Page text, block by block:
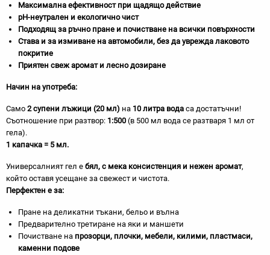
Максимална ефективност при щадящо действие
pH-неутрален и екологично чист
Подходящ за ръчно пране и почистване на всички повърхности
Става и за измиване на автомобили, без да уврежда лаковото
покритие
Приятен свеж аромат и лесно дозиране
Начин на употреба:
Само 2 супени лъжици (20 мл) на 10 литра вода са достатъчни!
Съотношение при разтвор: 1:500 (в 500 мл вода се разтваря 1 мл от
гела).
1 капачка = 5 мл.
Универсалният гел е бял, с мека консистенция и нежен аромат,
който оставя усещане за свежест и чистота.
Перфектен е за:
Пране на деликатни тъкани, бельо и вълна
Предварително третиране на яки и маншети
Почистване на прозорци, плочки, мебели, килими, пластмаси,
каменни подове